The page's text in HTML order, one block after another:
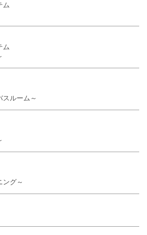
ム
ム
スルーム～
ング～